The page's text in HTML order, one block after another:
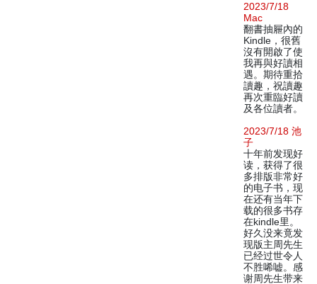
2023/7/18
Mac
翻書抽屜內的
Kindle，很舊
沒有開啟了使
我再與好讀相
遇。期待重拾
讀趣，祝讀趣
再次重臨好讀
及各位讀者。
2023/7/18 池
子
十年前发现好
读，获得了很
多排版非常好
的电子书，现
在还有当年下
载的很多书存
在kindle里。
好久没来竟发
现版主周先生
已经过世令人
不胜唏嘘。感
谢周先生带来